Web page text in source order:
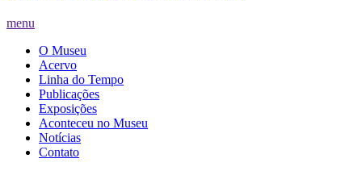
menu
O Museu
Acervo
Linha do Tempo
Publicações
Exposições
Aconteceu no Museu
Notícias
Contato